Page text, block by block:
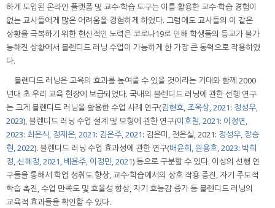
하게 도입된 온라인 플랫폼 및 교수·학습 도구는 이를 활용한 교수·학습 경험이
없는 교사들에게 많은 어려움을 경험하게 하였다. 그럼에도 교사들의 이 같은
상황을 극복하기 위한 헌신적인 노력은 코로나19로 인해 학생들의 등교가 불가
능해진 상황에서 블렌디드 러닝 수업이 가능하게 한 가장 큰 동력으로 작용하였
다.
블렌디드 러닝은 교육의 효과를 높여줄 수 있을 것이라는 기대와 함께 2000
년대 초 우리 교육 현장에 보급되었다. 국내의 블렌디드 러닝에 관한 선행 연구
는 크게 블렌디드 러닝을 활용한 수업 사례 연구(김현호, 조욱상, 2021: 정성우,
2023), 블렌디드 러닝 수업 설계 및 모형에 관한 연구(이호철, 2021: 이정연,
2023: 최은식, 정재은, 2021: 김은주, 2021: 김은미, 전은실, 2021: 정성우, 장승
현, 2022). 블렌디드 러닝 수업 효과성에 관한 연구(배윤희, 원용호, 2023: 박희
정, 신혜정, 2021, 배윤주, 이정민, 2021) 등으로 구분할 수 있다. 이상의 선행 연
구들을 통해서 학업 성취도 향상, 교수·학습에서의 상호 작용 증진, 자기 주도적
학습 촉진, 수업 만족도 및 효율성 향상, 자기 효능감 증가 등 블렌디드 러닝의
교육적 효과들을 확인할 수 있다.